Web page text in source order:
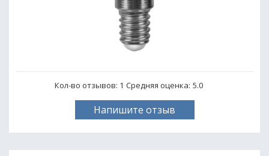
Кол-во отзывов: 1 Средняя оценка: 5.0
Напишите отзыв